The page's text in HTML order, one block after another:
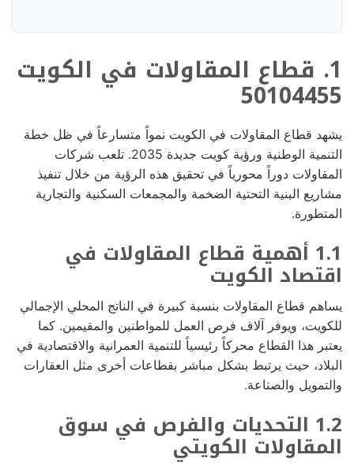
1. قطاع المقاولات في الكويت
50104455
يشهد قطاع المقاولات في الكويت نمواً متسارعاً في ظل خطة
التنمية الوطنية ورؤية كويت جديدة 2035. تلعب شركات
المقاولات دوراً محورياً في تحقيق هذه الرؤية من خلال تنفيذ
مشاريع البنية التحتية الضخمة والمجمعات السكنية والتجارية
المتطورة.
1.1 أهمية قطاع المقاولات في
اقتصاد الكويت
يساهم قطاع المقاولات بنسبة كبيرة في الناتج المحلي الإجمالي
للكويت، ويوفر آلاف فرص العمل للمواطنين والمقيمين. كما
يعتبر هذا القطاع محركاً رئيسياً للتنمية العمرانية والاقتصادية في
البلاد، حيث يرتبط بشكل مباشر بقطاعات أخرى مثل العقارات
والتمويل والصناعة.
1.2 التحديات والفرص في سوق
المقاولات الكويتي